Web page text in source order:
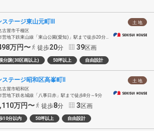
土 地
ステージ東山元町Ⅲ
古屋市千種区
地下鉄東山線「東山公園(愛知)」駅まで徒歩20分～21分
万円〜 徒歩20分 39区画
分譲(30区画以上) 50坪以上 自由設計
土 地
ステージ昭和区高峯町Ⅱ
古屋市昭和区
営地下鉄名城線「八事日赤」駅まで徒歩8分～9分
万円〜 徒歩8分 3 区画
10分以内 50坪以上 自由設計